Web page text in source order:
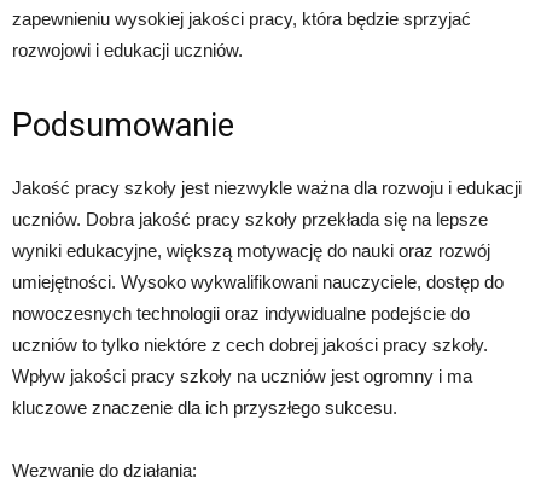
zapewnieniu wysokiej jakości pracy, która będzie sprzyjać
rozwojowi i edukacji uczniów.
Podsumowanie
Jakość pracy szkoły jest niezwykle ważna dla rozwoju i edukacji
uczniów. Dobra jakość pracy szkoły przekłada się na lepsze
wyniki edukacyjne, większą motywację do nauki oraz rozwój
umiejętności. Wysoko wykwalifikowani nauczyciele, dostęp do
nowoczesnych technologii oraz indywidualne podejście do
uczniów to tylko niektóre z cech dobrej jakości pracy szkoły.
Wpływ jakości pracy szkoły na uczniów jest ogromny i ma
kluczowe znaczenie dla ich przyszłego sukcesu.
Wezwanie do działania: